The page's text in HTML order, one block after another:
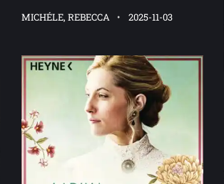
MICHÉLE, REBECCA 2025-11-03